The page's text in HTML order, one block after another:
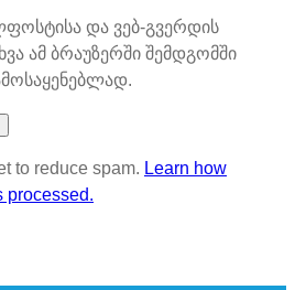
და ვებ-გვერდის
ამ ბრაუზერში შემდგომში
to reduce spam. Learn how
processed.